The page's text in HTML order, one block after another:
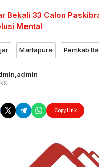
Bekali 33 Calon
Mental
Martapura Pemkab
admin
Copy Link